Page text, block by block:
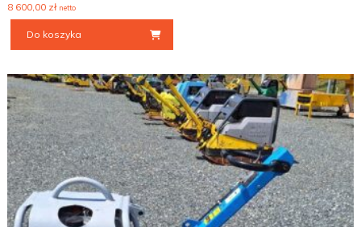
8 600,00 zł netto
Do koszyka